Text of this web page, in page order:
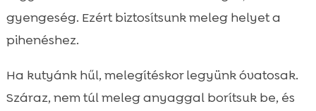
gyengeség. Ezért biztosítsunk meleg helyet a
pihenéshez.
Ha kutyánk hűl, melegítéskor legyünk óvatosak.
Száraz, nem túl meleg anyaggal borítsuk be, és